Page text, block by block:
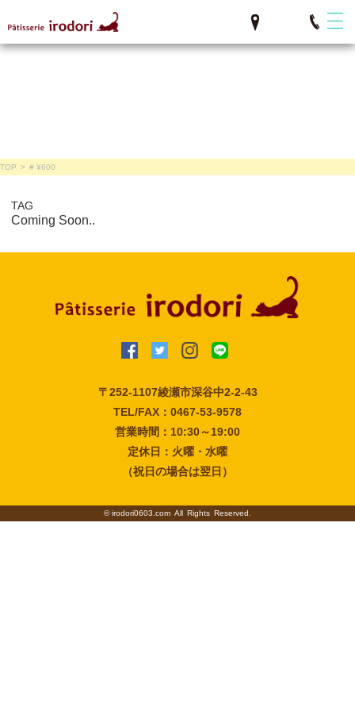
TOP > # ¥600
TAG
Coming Soon..
〒252-1107綾瀬市深谷中2-2-43
TEL/FAX：0467-53-9578
営業時間：10:30～19:00
定休日：火曜・水曜
（祝日の場合は翌日）
©irodori0603.com All Rights Reserved.